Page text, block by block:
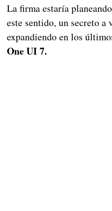
La firma estaría
este sentido, un secreto a
expandiendo en los
One UI 7.